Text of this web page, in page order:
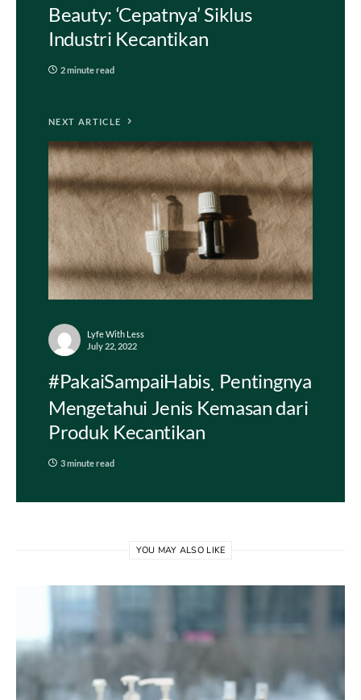
Beauty: ‘Cepatnya’ Siklus
Industri Kecantikan
2 minute read
NEXT ARTICLE
Lyfe With Less
July 22, 2022
#PakaiSampaiHabis Pentingnya
Mengetahui Jenis Kemasan dari
Produk Kecantikan
3 minute read
YOU MAY ALSO LIKE